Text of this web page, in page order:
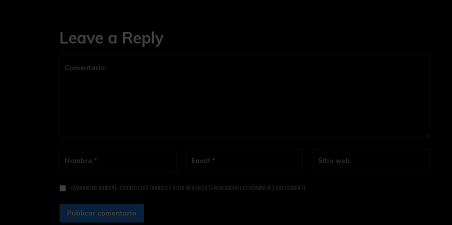
Leave a Reply
Guardar mi nombre, correo electrónico y sitio web en este navegador la próxima vez que comente.